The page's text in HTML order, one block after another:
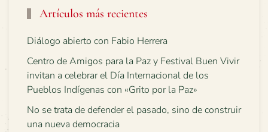
Artículos más recientes
Diálogo abierto con Fabio Herrera
Centro de Amigos para la Paz y Festival Buen Vivir
invitan a celebrar el Día Internacional de los
Pueblos Indígenas con «Grito por la Paz»
No se trata de defender el pasado, sino de construir
una nueva democracia